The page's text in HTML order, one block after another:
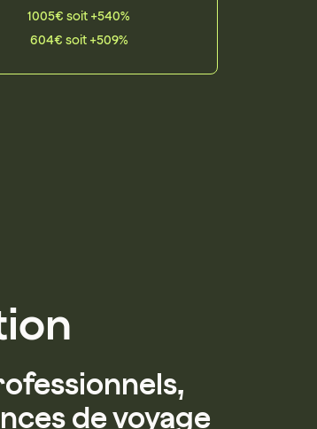
1005€ soit +540%
604€ soit +509%
de voyage